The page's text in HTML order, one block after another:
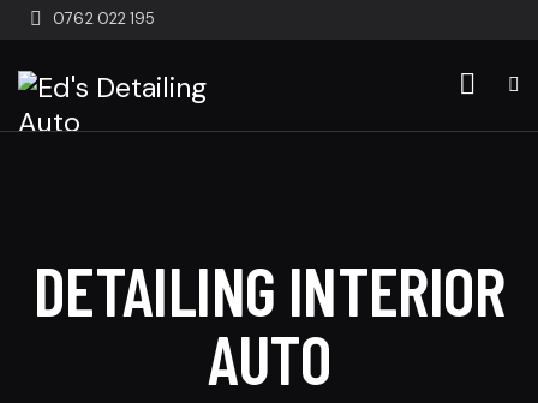
0762 022 195
DETAILING INTERIOR
AUTO